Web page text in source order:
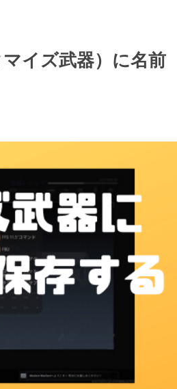
イズ武器）に名前